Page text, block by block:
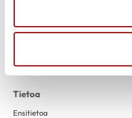
Tietoa
Ensitietoa